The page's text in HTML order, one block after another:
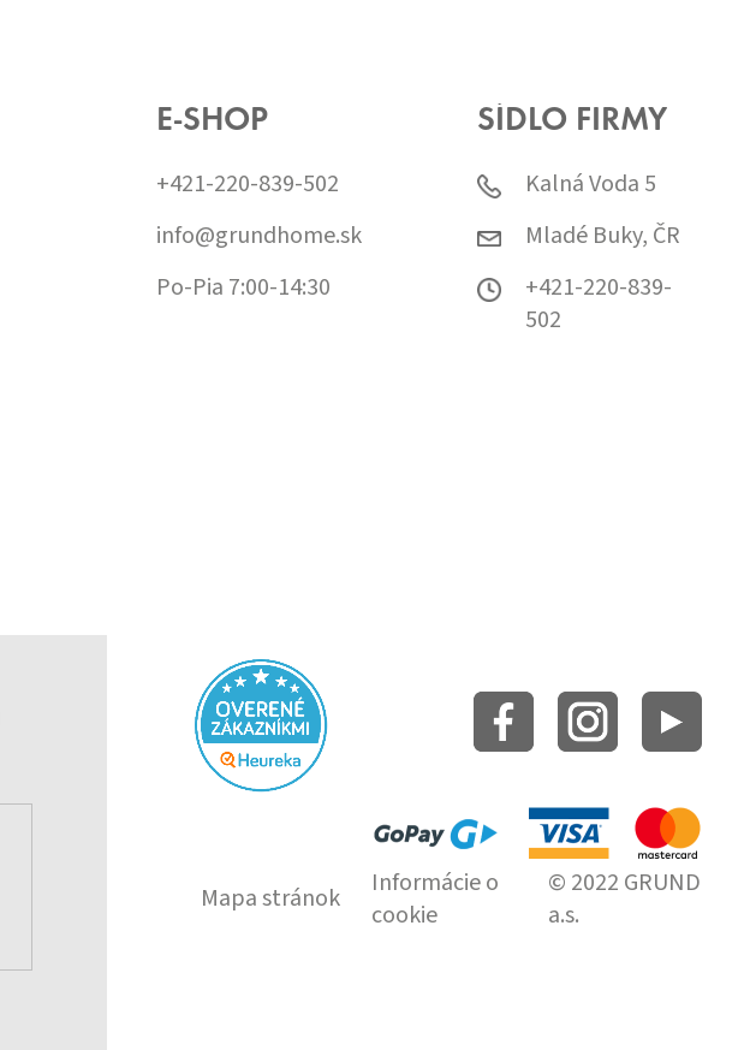
E-SHOP
+421-220-839-502
info@grundhome.sk
Po-Pia 7:00-14:30
SÍDLO FIRMY
Kalná Voda 5
Mladé Buky, ČR
+421-220-839-
502
Mapa stránok
Informácie o
cookie
© 2022 GRUND
a.s.